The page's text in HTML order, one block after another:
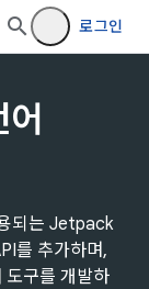
로그인
되는 Jetpack
를 추가하며,
도구를 개발하